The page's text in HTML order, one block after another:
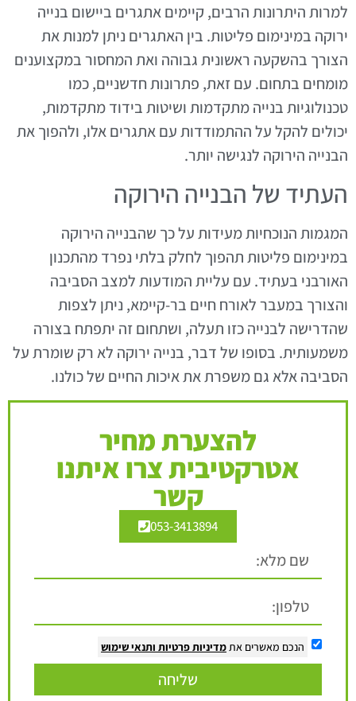
למרות היתרונות הרבים, קיימים אתגרים ביישום בנייה
ירוקה במינימום פליטות. בין האתגרים ניתן למנות את
הצורך בהשקעה ראשונית גבוהה ואת המחסור במקצוענים
מומחים בתחום. עם זאת, פתרונות חדשניים, כמו
טכנולוגיות בנייה מתקדמות ושיטות בידוד מתקדמות,
יכולים להקל על ההתמודדות עם אתגרים אלו, ולהפוך את
הבנייה הירוקה לנגישה יותר.
העתיד של הבנייה הירוקה
המגמות הנוכחיות מעידות על כך שהבנייה הירוקה
במינימום פליטות תהפוך לחלק בלתי נפרד מהתכנון
האורבני בעתיד. עם עליית המודעות למצב הסביבה
והצורך במעבר לאורח חיים בר-קיימא, ניתן לצפות
שהדרישה לבנייה כזו תעלה, ושתחום זה יתפתח בצורה
משמעותית. בסופו של דבר, בנייה ירוקה לא רק שומרת על
הסביבה אלא גם משפרת את איכות החיים של כולנו.
להצערת מחיר
אטרקטיבית צרו איתנו
קשר
053-3413894
הנכם מאשרים אתמדיניות פרטיות ותנאי שימוש
שליחה